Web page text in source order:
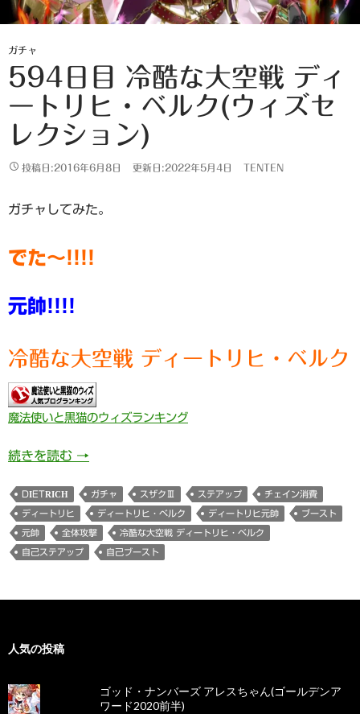
ガチャ
594日目 冷酷な大空戦 ディ
ートリヒ・ベルク(ウィズセ
レクション)
投稿日:2016年6月8日 更新日:2022年5月4日 TENTEN
ガチャしてみた。
でた～!!!!
元帥!!!!
冷酷な大空戦 ディートリヒ・ベルク
魔法使いと黒猫のウィズランキング
続きを読む 594日目 冷酷な大空戦 ディートリヒ・ベルク(
→
DIETRICH ガチャ スザクⅢ ステアップ チェイン消費
ディートリヒ ディートリヒ・ベルク ディートリヒ元帥 ブースト
元帥 全体攻撃 冷酷な大空戦 ディートリヒ・ベルク
自己ステアップ 自己ブースト
人気の投稿
ゴッド・ナンバーズ アレスちゃん(ゴールデンア
ワード2020前半)